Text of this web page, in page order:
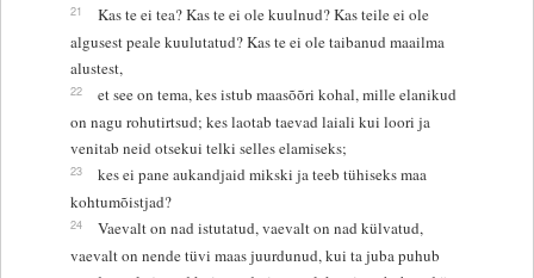
21
Kas te ei tea? Kas te ei ole kuulnud? Kas teile ei ole
algusest peale kuulutatud? Kas te ei ole taibanud maailma
alustest,
22
et see on tema, kes istub maasõõri kohal, mille elanikud
on nagu rohutirtsud; kes laotab taevad laiali kui loori ja
venitab neid otsekui telki selles elamiseks;
23
kes ei pane aukandjaid mikski ja teeb tühiseks maa
kohtumõistjad?
24
Vaevalt on nad istutatud, vaevalt on nad külvatud,
vaevalt on nende tüvi maas juurdunud, kui ta juba puhub